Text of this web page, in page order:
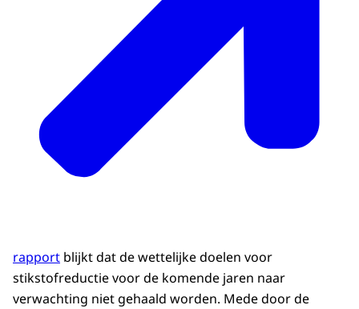
rapport blijkt dat de wettelijke doelen voor
stikstofreductie voor de komende jaren naar
verwachting niet gehaald worden. Mede door de